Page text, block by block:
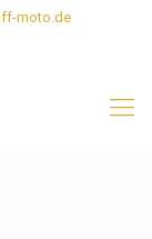
moto.de